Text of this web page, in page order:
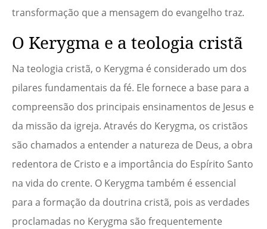
transformação que a mensagem do evangelho traz.
O Kerygma e a teologia cristã
Na teologia cristã, o Kerygma é considerado um dos
pilares fundamentais da fé. Ele fornece a base para a
compreensão dos principais ensinamentos de Jesus e
da missão da igreja. Através do Kerygma, os cristãos
são chamados a entender a natureza de Deus, a obra
redentora de Cristo e a importância do Espírito Santo
na vida do crente. O Kerygma também é essencial
para a formação da doutrina cristã, pois as verdades
proclamadas no Kerygma são frequentemente